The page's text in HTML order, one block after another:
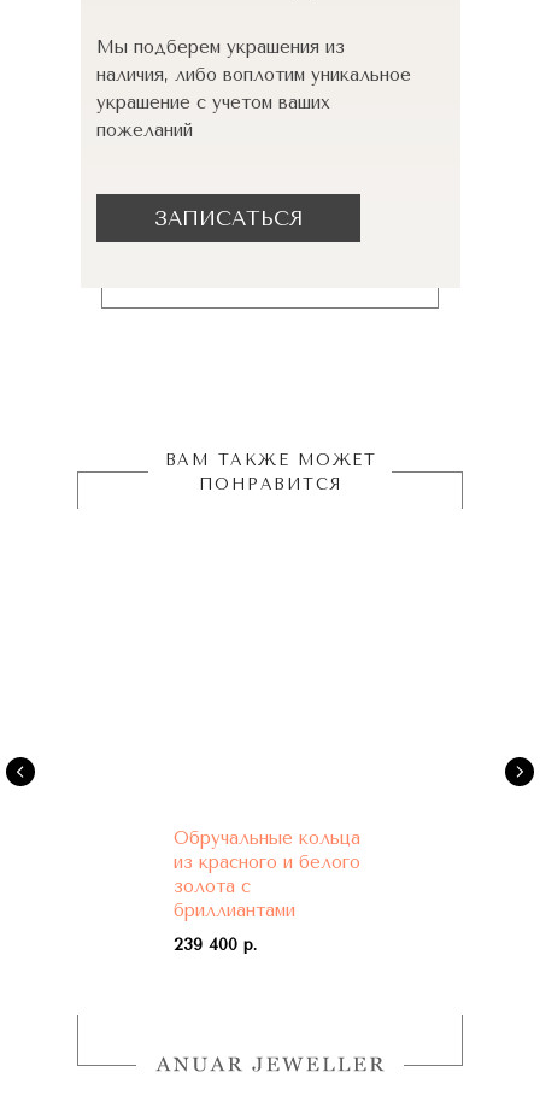
Мы подберем украшения из
наличия, либо воплотим уникальное
украшение с учетом ваших
пожеланий
ЗАПИСАТЬСЯ
ВАМ ТАКЖЕ МОЖЕТ
ПОНРАВИТСЯ
Обручальные кольца
из красного и белого
золота с
бриллиантами
239 400 р.